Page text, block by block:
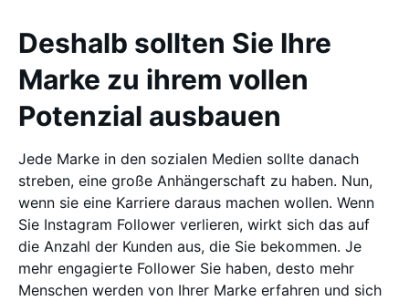
Deshalb sollten Sie Ihre
Marke zu ihrem vollen
Potenzial ausbauen
Jede Marke in den sozialen Medien sollte danach
streben, eine große Anhängerschaft zu haben. Nun,
wenn sie eine Karriere daraus machen wollen. Wenn
Sie Instagram Follower verlieren, wirkt sich das auf
die Anzahl der Kunden aus, die Sie bekommen. Je
mehr engagierte Follower Sie haben, desto mehr
Menschen werden von Ihrer Marke erfahren und sich